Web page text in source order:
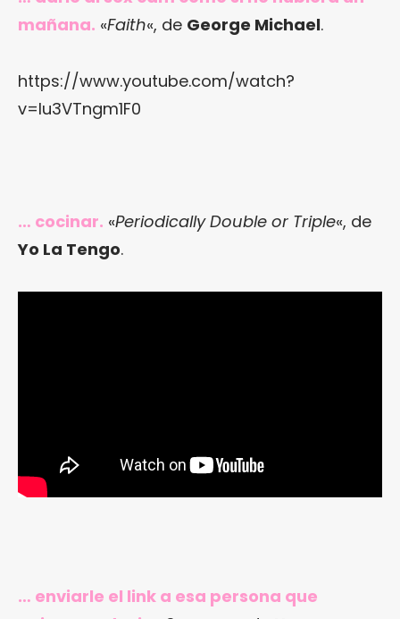
mañana. «Faith«, de George Michael.
https://www.youtube.com/watch?
v=lu3VTngm1F0
… cocinar. «Periodically Double or Triple«, de
Yo La Tengo.
… enviarle el link a esa persona que